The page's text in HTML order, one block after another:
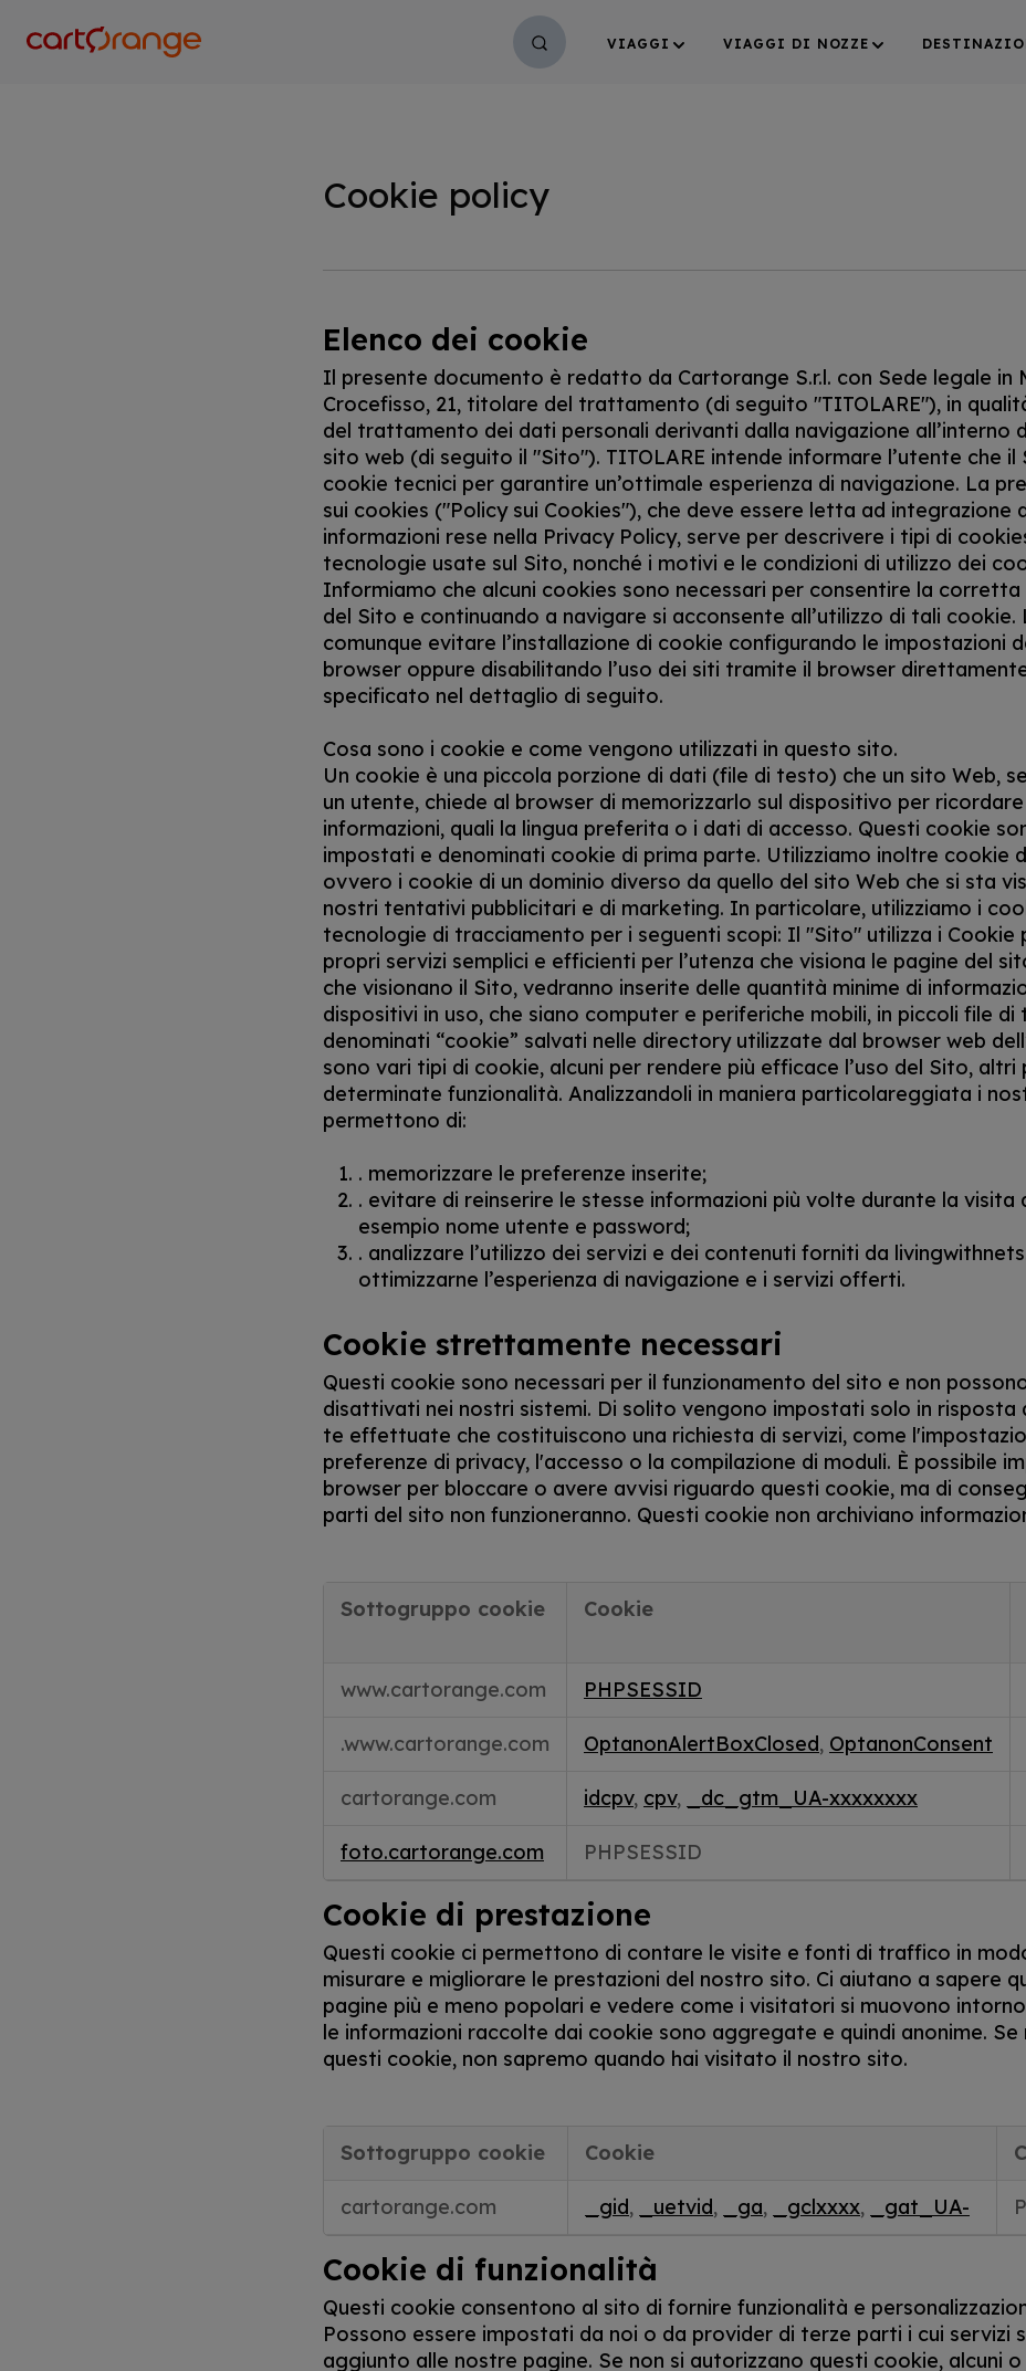
contenuto
VIAGGI VIAGGI DI NOZZE
Cookie policy
Elenco dei cookie
Il presente documento è redatto da Cartorange S.r.l. con Sede legale in
Crocefisso, 21, titolare del trattamento (di seguito "TITOLARE"), in
del trattamento dei dati personali derivanti dalla navigazione all’interno
sito web (di seguito il "Sito"). TITOLARE intende informare l’utente che il
cookie tecnici per garantire un’ottimale esperienza di navigazione. La
sui cookies ("Policy sui Cookies"), che deve essere letta ad integrazione
informazioni rese nella Privacy Policy, serve per descrivere i tipi di
tecnologie usate sul Sito, nonché i motivi e le condizioni di utilizzo dei
Informiamo che alcuni cookies sono necessari per consentire la corretta
del Sito e continuando a navigare si acconsente all’utilizzo di tali cookie.
comunque evitare l’installazione di cookie configurando le impostazioni
browser oppure disabilitando l’uso dei siti tramite il browser
specificato nel dettaglio di seguito.
Cosa sono i cookie e come vengono utilizzati in questo sito.
Un cookie è una piccola porzione di dati (file di testo) che un sito Web,
un utente, chiede al browser di memorizzarlo sul dispositivo per ricordare
informazioni, quali la lingua preferita o i dati di accesso. Questi cookie
impostati e denominati cookie di prima parte. Utilizziamo inoltre cookie
ovvero i cookie di un dominio diverso da quello del sito Web che si sta
nostri tentativi pubblicitari e di marketing. In particolare, utilizziamo i
tecnologie di tracciamento per i seguenti scopi: Il "Sito" utilizza i Cookie
propri servizi semplici e efficienti per l’utenza che visiona le pagine del
che visionano il Sito, vedranno inserite delle quantità minime di
dispositivi in uso, che siano computer e periferiche mobili, in piccoli file di
denominati “cookie” salvati nelle directory utilizzate dal browser web
sono vari tipi di cookie, alcuni per rendere più efficace l’uso del Sito, altri
determinate funzionalità. Analizzandoli in maniera particolareggiata i
permettono di:
. memorizzare le preferenze inserite;
. evitare di reinserire le stesse informazioni più volte durante la visita
esempio nome utente e password;
. analizzare l’utilizzo dei servizi e dei contenuti forniti da
ottimizzarne l’esperienza di navigazione e i servizi offerti.
Cookie strettamente necessari
Questi cookie sono necessari per il funzionamento del sito e non
disattivati ​​nei nostri sistemi. Di solito vengono impostati solo in risposta
te effettuate che costituiscono una richiesta di servizi, come
preferenze di privacy, l'accesso o la compilazione di moduli. È possibile
browser per bloccare o avere avvisi riguardo questi cookie, ma di
parti del sito non funzioneranno. Questi cookie non archiviano
Sottogruppo cookie Cookie
www.cartorange.com PHPSESSID
.www.cartorange.com OptanonAlertBoxClosed, OptanonConsent
cartorange.com idcpv, cpv, _dc_gtm_UA-xxxxxxxx
foto.cartorange.com PHPSESSID
Cookie di prestazione
Questi cookie ci permettono di contare le visite e fonti di traffico in
misurare e migliorare le prestazioni del nostro sito. Ci aiutano a sapere
pagine più e meno popolari e vedere come i visitatori si muovono
le informazioni raccolte dai cookie sono aggregate e quindi anonime. Se
questi cookie, non sapremo quando hai visitato il nostro sito.
Sottogruppo cookie Cookie
cartorange.com _gid, _uetvid, _ga, _gclxxxx, _gat_UA-
Cookie di funzionalità
Questi cookie consentono al sito di fornire funzionalità e
Possono essere impostati da noi o da provider di terze parti i cui servizi
aggiunto alle nostre pagine. Se non si autorizzano questi cookie, alcuni